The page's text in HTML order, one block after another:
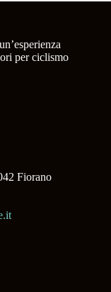
per ciclismo
Fiorano